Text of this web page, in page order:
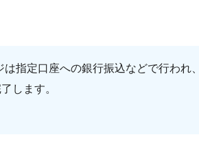
指定口座への銀行振込などで行われ
します。